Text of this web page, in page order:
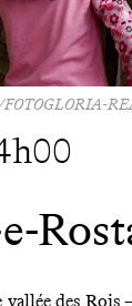
FOTOGLORIA-
des